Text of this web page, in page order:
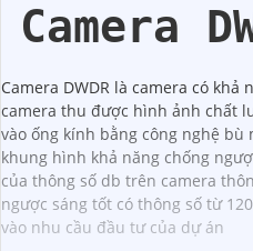
Camera
Camera DWDR là camera có khả
camera thu được hình ảnh chất
vào ống kính bằng công nghệ
khung hình khả năng chống
của thông số db trên camera
ngược sáng tốt có thông số từ
vào nhu cầu đầu tư của dự án